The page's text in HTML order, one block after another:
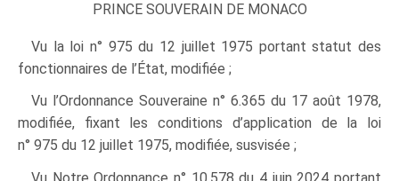
PRINCE SOUVERAIN DE MONACO
Vu la loi n° 975 du 12 juillet 1975 portant statut des
fonctionnaires de l’État, modifiée ;
Vu l’Ordonnance Souveraine n° 6.365 du 17 août 1978,
modifiée, fixant les conditions d’application de la loi
n° 975 du 12 juillet 1975, modifiée, susvisée ;
Vu Notre Ordonnance n° 10.578 du 4 juin 2024 portant